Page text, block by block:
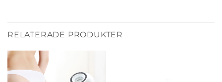
RELATERADE PRODUKTER